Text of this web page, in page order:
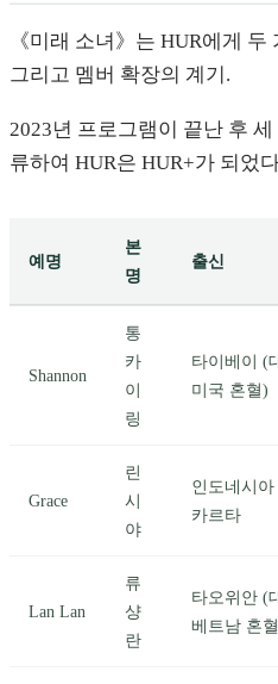
《미래 소녀》는 HUR에게
그리고 멤버 확장의 계기.
2023년 프로그램이 끝난 후
류하여 HUR은 HUR+가 되었
예명
본
명
출신
Shannon
통
카
이
링
타이베이 (
미국 혼혈)
Grace
린
시
야
인도네시아
카르타
Lan Lan
류
샹
란
타오위안 (
베트남 혼